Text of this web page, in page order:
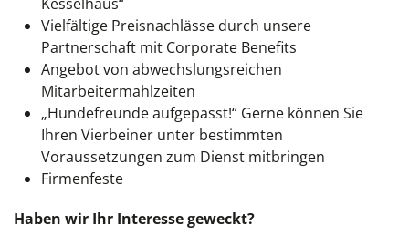
Vielfältige Preisnachlässe durch unsere
Partnerschaft mit Corporate Benefits
Angebot von abwechslungsreichen
Mitarbeitermahlzeiten
„Hundefreunde aufgepasst!“ Gerne können Sie
Ihren Vierbeiner unter bestimmten
Voraussetzungen zum Dienst mitbringen
Firmenfeste
Haben wir Ihr Interesse geweckt?